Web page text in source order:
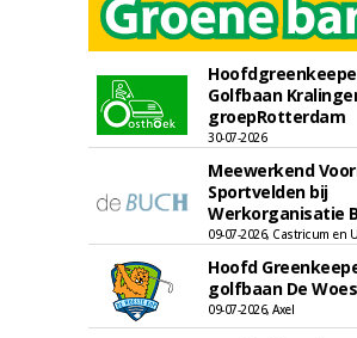
Golfbaan
groepRotterdam
30-07-2026
Meewerkend
Sportvelden bij
Werkorganisatie
09-07-2026, Castricum en
Hoofd
golfbaan De
09-07-2026, Axel